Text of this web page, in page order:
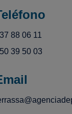
88 06 11
39 50 03